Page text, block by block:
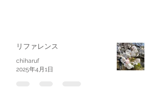
リファレンス
chiharuf
2025年4月1日